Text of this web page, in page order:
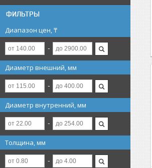
ФИЛЬТРЫ
Диапазон цен, ₸
Диаметр внешний, мм
Диаметр внутренний, мм
Толщина, мм